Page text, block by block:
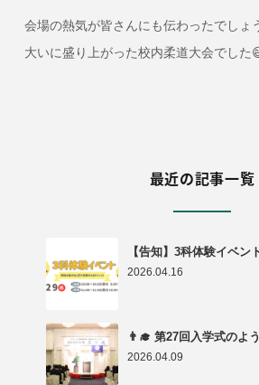
会場の熱気が皆さんにも伝わったでしょ
大いに盛り上がった校内柔道大会でした
最近の記事一覧
【告知】3科体験イベン
2026.04.16
👨‍🎓 第27回入学式のよ
2026.04.09